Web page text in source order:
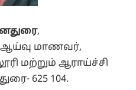
,
மாணவர்,
மற்றும் ஆராய்ச்சி
625 104.